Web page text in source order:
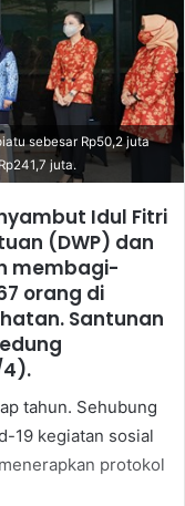
sebesar Rp50,2 juta
juta.
Idul Fitri
(DWP) dan
membagi-
orang di
Santunan
4).
tahun. Sehubung
19 kegiatan sosial
protokol